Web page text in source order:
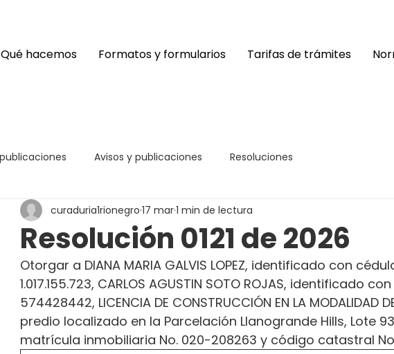
Qué hacemos Formatos y formularios Tarifas de trámites
Avisos y publicaciones Resoluciones
Resolución 0121 de 2026
curaduria1rionegro 17 mar1 min de lectura
Otorgar a DIANA MARIA GALVIS LOPEZ, identificado con
1.017.155.723, CARLOS AGUSTIN SOTO ROJAS, identificado
574428442, LICENCIA DE CONSTRUCCIÓN EN LA MODALIDAD
predio localizado en la Parcelación Llanogrande Hills, Lote
matrícula inmobiliaria No. 020-208263 y código catastral No.